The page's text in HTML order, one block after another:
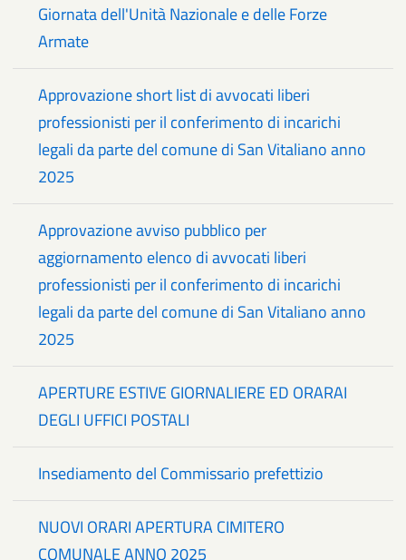
Giornata dell'Unità Nazionale e delle Forze
Armate
Approvazione short list di avvocati liberi
professionisti per il conferimento di incarichi
legali da parte del comune di San Vitaliano anno
2025
Approvazione avviso pubblico per
aggiornamento elenco di avvocati liberi
professionisti per il conferimento di incarichi
legali da parte del comune di San Vitaliano anno
2025
APERTURE ESTIVE GIORNALIERE ED ORARAI
DEGLI UFFICI POSTALI
Insediamento del Commissario prefettizio
NUOVI ORARI APERTURA CIMITERO
COMUNALE ANNO 2025